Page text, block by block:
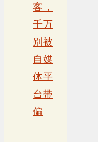
客，
千万
别被
自媒
体平
台带
偏